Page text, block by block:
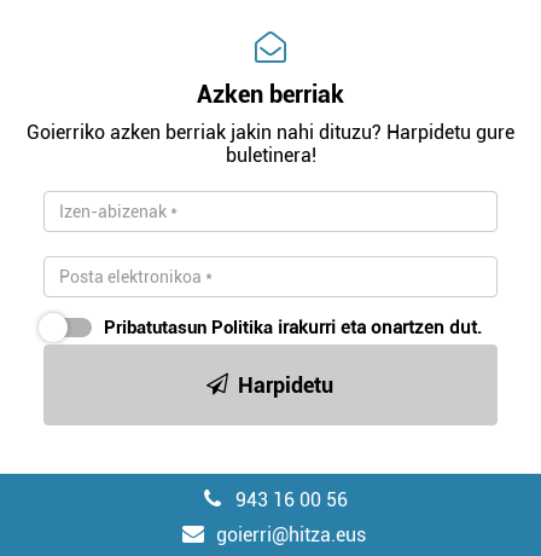
Azken berriak
Goierriko azken berriak jakin nahi dituzu? Harpidetu gure
buletinera!
Pribatutasun Politika irakurri eta onartzen dut.
Harpidetu
943 16 00 56
goierri@hitza.eus